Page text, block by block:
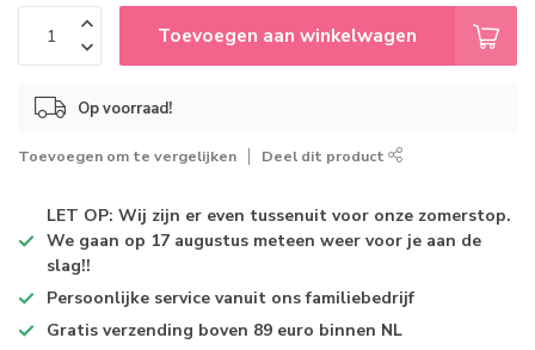
Toevoegen aan winkelwagen
Op voorraad!
Toevoegen om te vergelijken Deel dit product
LET OP: Wij zijn er even tussenuit voor onze zomerstop.
We gaan op 17 augustus meteen weer voor je aan de
slag!!
Persoonlijke service vanuit ons familiebedrijf
Gratis verzending boven 89 euro binnen NL